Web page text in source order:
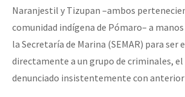
Naranjestil y Tizupan –ambos
comunidad indígena de Pómaro– a
la Secretaría de Marina (SEMAR) para ser
directamente a un grupo de criminales, el
denunciado insistentemente con